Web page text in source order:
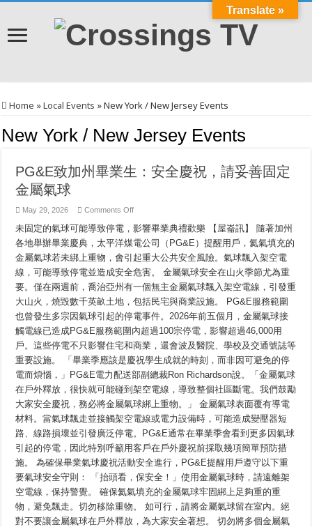
Home »Local Events »New York / New Jersey Events
New York / New Jersey Events
PG&E致加州畢業生：安全慶祝，請妥善固定
金屬氣球
May 29, 2026 Comments Offon
致
加
州
畢
業
生：
安
全
慶
祝，
請
妥
善
固
定
金
屬
氣
球
未固定的氣球可能導致停電，影響畢業典禮歡樂 【屋崙訊】 隨著加州
各地舉辦畢業慶典，太平洋煤電公司（PG&E）提醒用戶，氦氣填充的
金屬氣球若未綁上重物，會引起重大公共安全風險。氣球飄入架空電
線，可能導致停電並造成安全危害。 金屬氣球安全在山火季節尤為重
要。僅在兩週前，喬治亞州有一個無主金屬氣球飄入架空電線，引發重
大山火，燒毀數千英畝土地，包括民宅與商業設施。 PG&E服務範圍
也曾發生多宗因氣球引起的停電事件。2026年前五個月，金屬氣球接
觸電線已造成PG&E服務範圍內超過100宗停電，影響超過46,000用
戶。這些停電不只影響住宅和商業，還會波及醫院、學校及交通號誌等
重要設施。 「畢業季應該是慶祝學生成就的時刻，而非因可避免的停
電而煩惱，」PG&E電力配送部副總裁Ron Richardson說。「金屬氣球
在戶外釋放，很快就可能碰到架空電線，導致整個社區斷電。我們鼓勵
大家安全慶祝，務必將金屬氣球綁上重物。」 金屬氣球表面覆有導電
材料。當氣球飄走並接觸架空電線或電力設備時，可能造成變壓器短
路、線路損壞並引發廣泛停電。PG&E通常在畢業季會看到更多因氣球
引起的停電，因此特別呼籲用客戶在戶外慶祝前採取幾項簡單預防措
施。 為確保畢業氣球慶祝活動安全進行，PG&E提醒用戶遵守以下重
要氣球安全守則： 「抬頭看，保安全！」使用金屬氣球時，請遠離架
空電線，保持警覺。 確保氦氣填充的金屬氣球牢固綁上足夠重的重
物，避免飄走。切勿移除重物。 如可行，請將金屬氣球留在室內。絕
對不要讓金屬氣球在戶外釋放，為大家安全著想。 切勿將多個金屬氣
Translate »